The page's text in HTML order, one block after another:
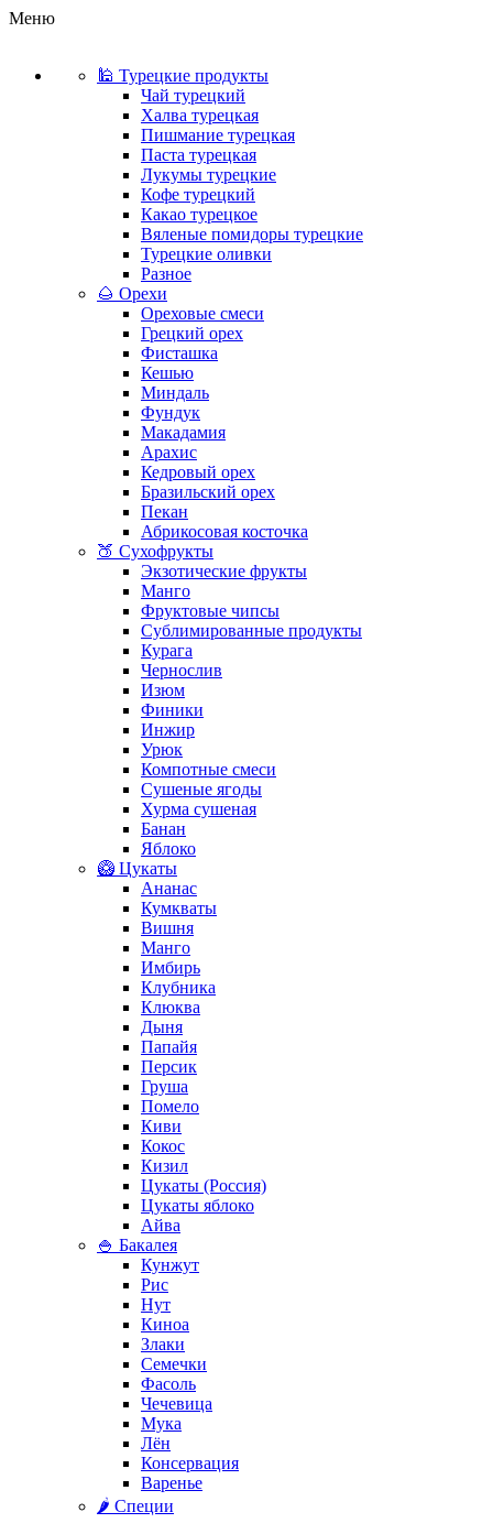
Меню
🕌 Турецкие продукты
Чай турецкий
Халва турецкая
Пишмание турецкая
Паста турецкая
Лукумы турецкие
Кофе турецкий
Какао турецкое
Вяленые помидоры турецкие
Турецкие оливки
Разное
🌰 Орехи
Ореховые смеси
Грецкий орех
Фисташка
Кешью
Миндаль
Фундук
Макадамия
Арахис
Кедровый орех
Бразильский орех
Пекан
Абрикосовая косточка
🍑 Сухофрукты
Экзотические фрукты
Манго
Фруктовые чипсы
Сублимированные продукты
Курага
Чернослив
Изюм
Финики
Инжир
Урюк
Компотные смеси
Сушеные ягоды
Хурма сушеная
Банан
Яблоко
🥝 Цукаты
Ананас
Кумкваты
Вишня
Манго
Имбирь
Клубника
Клюква
Дыня
Папайя
Персик
Груша
Помело
Киви
Кокос
Кизил
Цукаты (Россия)
Цукаты яблоко
Айва
🍚 Бакалея
Кунжут
Рис
Нут
Киноа
Злаки
Семечки
Фасоль
Чечевица
Мука
Лён
Консервация
Варенье
🌶️ Специи